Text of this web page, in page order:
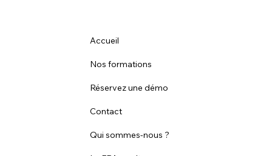
Accueil
Nos formations
Réservez une démo
Contact
Qui sommes-nous ?